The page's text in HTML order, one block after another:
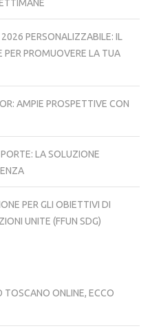
PERSONALIZZABILE: IL
PER PROMUOVERE LA TUA
AMPIE PROSPETTIVE CON
LA SOLUZIONE
PER GLI OBIETTIVI DI
UNITE (FFUN SDG)
TOSCANO ONLINE, ECCO